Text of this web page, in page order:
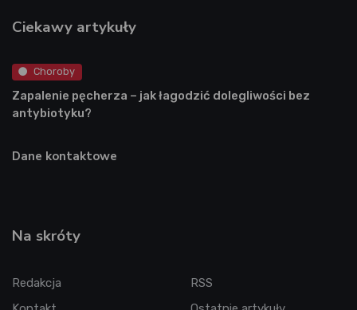
Ciekawy artykuły
Choroby
Zapalenie pęcherza – jak łagodzić dolegliwości bez
antybiotyku?
Dane kontaktowe
Na skróty
Redakcja
RSS